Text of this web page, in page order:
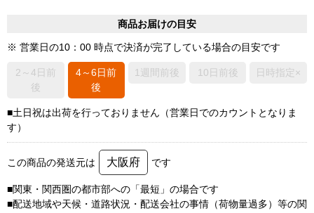
商品お届けの目安
※ 営業日の10：00 時点で決済が完了している場合の目安です
2～4日前
後
4～6日前
後
1週間前後 10日前後 日時指定×
■土日祝は出荷を行っておりません（営業日でのカウントとなりま
す）
この商品の発送元は 大阪府 です
■関東・関西圏の都市部への「最短」の場合です
■配送地域や天候・道路状況・配送会社の事情（荷物量過多）等の関